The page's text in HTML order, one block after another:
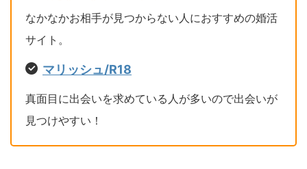
なかなかお相手が見つからない人におすすめの婚活
サイト。
マリッシュ/R18
真面目に出会いを求めている人が多いので出会いが
見つけやすい！